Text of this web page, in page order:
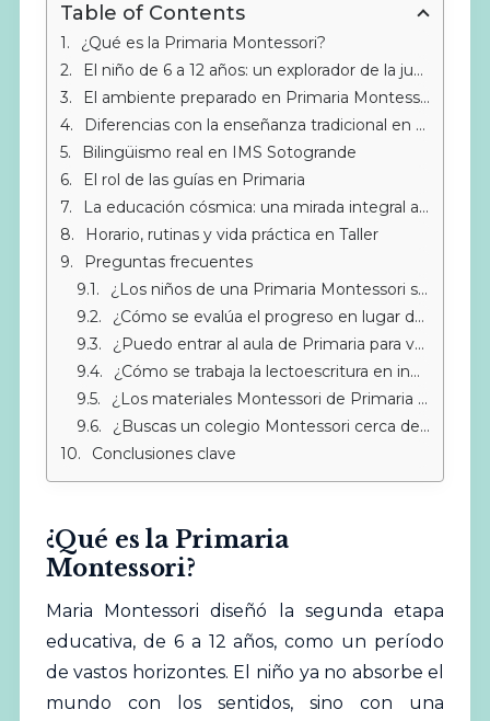
Table of Contents
¿Qué es la Primaria Montessori?
El niño de 6 a 12 años: un explorador de la justicia y la lógica
El ambiente preparado en Primaria Montessori
Diferencias con la enseñanza tradicional en Primaria
Bilingüismo real en IMS Sotogrande
El rol de las guías en Primaria
La educación cósmica: una mirada integral al universo
Horario, rutinas y vida práctica en Taller
Preguntas frecuentes
¿Los niños de una Primaria Montessori se adaptan bien al instituto?
¿Cómo se evalúa el progreso en lugar de usar exámenes?
¿Puedo entrar al aula de Primaria para ver cómo trabaja mi hijo?
¿Cómo se trabaja la lectoescritura en inglés y español simultáneamente?
¿Los materiales Montessori de Primaria son muy diferentes a los de Infantil?
¿Buscas un colegio Montessori cerca de Sotogrande?
Conclusiones clave
¿Qué es la Primaria
Montessori?
Maria Montessori diseñó la segunda etapa
educativa, de 6 a 12 años, como un período
de vastos horizontes. El niño ya no absorbe el
mundo con los sentidos, sino con una